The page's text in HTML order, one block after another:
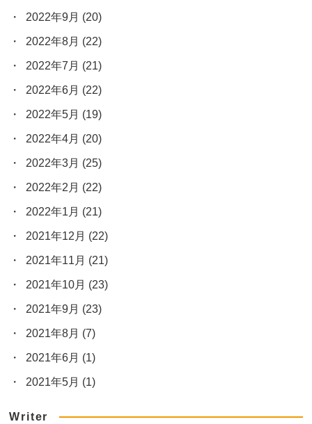
2022年9月 (20)
2022年8月 (22)
2022年7月 (21)
2022年6月 (22)
2022年5月 (19)
2022年4月 (20)
2022年3月 (25)
2022年2月 (22)
2022年1月 (21)
2021年12月 (22)
2021年11月 (21)
2021年10月 (23)
2021年9月 (23)
2021年8月 (7)
2021年6月 (1)
2021年5月 (1)
Writer